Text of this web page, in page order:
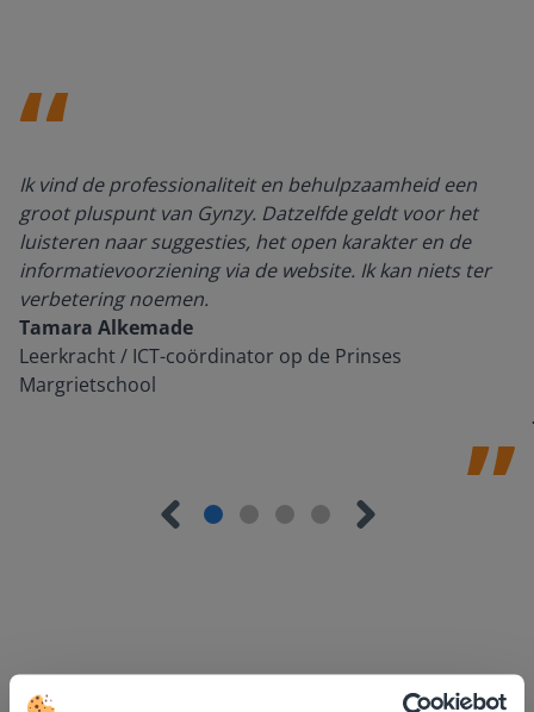
Ik vind de professionaliteit en behulpzaamheid een
groot pluspunt van Gynzy. Datzelfde geldt voor het
luisteren naar suggesties, het open karakter en de
informatievoorziening via de website. Ik kan niets ter
verbetering noemen.
Tamara Alkemade
Leerkracht / ICT-coördinator op de Prinses
Margrietschool
Ontdek meer!